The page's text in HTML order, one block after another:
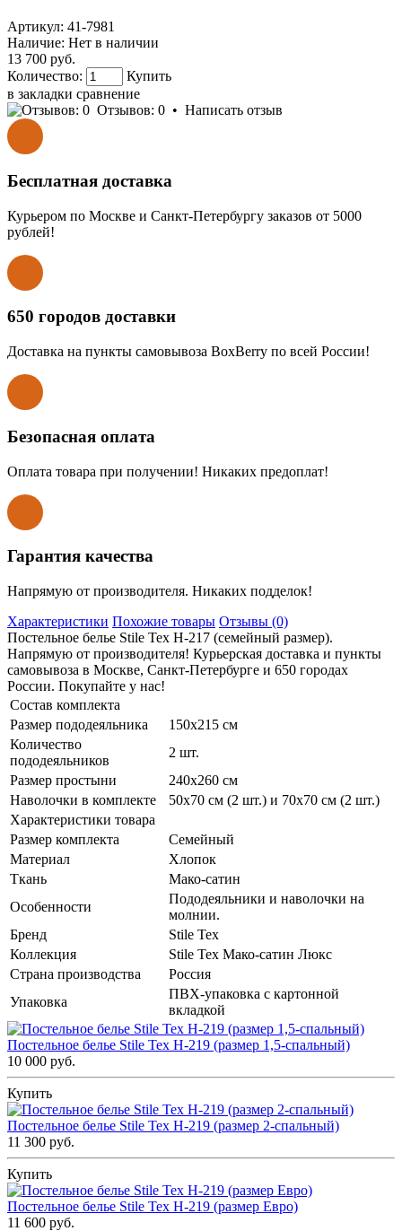
Артикул: 41-7981
Наличие: Нет в наличии
13 700 руб.
Количество:
Купить
в закладки сравнение
Отзывов: 0 • Написать отзыв
Бесплатная доставка
Курьером по Москве и Санкт-Петербургу заказов от 5000
рублей!
650 городов доставки
Доставка на пункты самовывоза BoxBerry по всей России!
Безопасная оплата
Оплата товара при получении! Никаких предоплат!
Гарантия качества
Напрямую от производителя. Никаких подделок!
Характеристики Похожие товары Отзывы (0)
Постельное белье Stile Tex H-217 (семейный размер).
Напрямую от производителя! Курьерская доставка и пункты
самовывоза в Москве, Санкт-Петербурге и 650 городах
России. Покупайте у нас!
Состав комплекта
Размер пододеяльника
150х215 см
Количество
пододеяльников
2 шт.
Размер простыни
240х260 см
Наволочки в комплекте
50х70 см (2 шт.) и 70х70 см (2 шт.)
Характеристики товара
Размер комплекта
Семейный
Материал
Хлопок
Ткань
Мако-сатин
Особенности
Пододеяльники и наволочки на
молнии.
Бренд
Stile Tex
Коллекция
Stile Tex Мако-сатин Люкс
Страна производства
Россия
Упаковка
ПВХ-упаковка с картонной
вкладкой
Постельное белье Stile Tex H-219 (размер 1,5-спальный)
10 000 руб.
Купить
Постельное белье Stile Tex H-219 (размер 2-спальный)
11 300 руб.
Купить
Постельное белье Stile Tex H-219 (размер Евро)
11 600 руб.